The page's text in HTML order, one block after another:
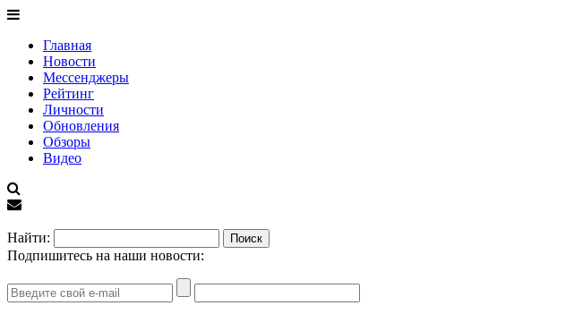
Главная
Новости
Мессенджеры
Рейтинг
Личности
Обновления
Обзоры
Видео
Найти:
Подпишитесь на наши новости: